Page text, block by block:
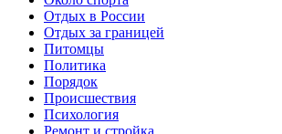
Отдых в России
Отдых за границей
Питомцы
Политика
Порядок
Происшествия
Психология
Ремонт и стройка